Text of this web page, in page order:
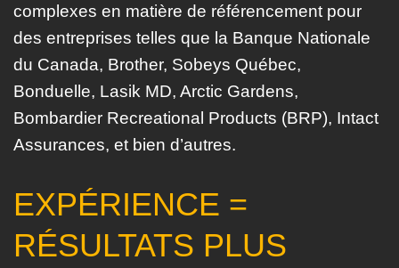
complexes en matière de référencement pour
des entreprises telles que la Banque Nationale
du Canada, Brother, Sobeys Québec,
Bonduelle, Lasik MD, Arctic Gardens,
Bombardier Recreational Products (BRP), Intact
Assurances, et bien d’autres.
EXPÉRIENCE =
RÉSULTATS PLUS